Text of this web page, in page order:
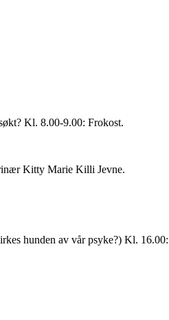
Kl. 8.00-9.00: Frokost.
Kitty Marie Killi Jevne.
hunden av vår psyke?) Kl.